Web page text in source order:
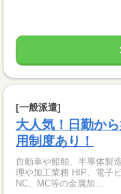
[一般派遣]
大人気！日勤か
用制度あり！
自動車や船舶、半導体製
理や加工業務 HIP、電子
NC、MC等の金属加...